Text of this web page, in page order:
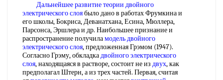
Дальнейшее развитие теории двойного
электрического слоябыло дано в работах Фрумкина и
его школы, Бокриса, Деванатхана, Есина, Мюллера,
Парсонса, Эршлера и др. Наибольшее признание и
распространение получиламодель двойного
электрического слоя, предложенная Грэмом (1947).
Согласно Грэму, обкладкадвойного электрического
слоя, находящаяся в растворе, состоит не из двух, как
предполагал Штерн, а из трех частей. Первая, считая